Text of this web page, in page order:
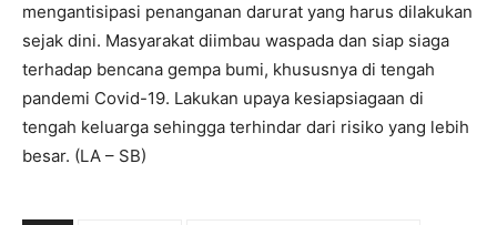
mengantisipasi penanganan darurat yang harus dilakukan
sejak dini. Masyarakat diimbau waspada dan siap siaga
terhadap bencana gempa bumi, khususnya di tengah
pandemi Covid-19. Lakukan upaya kesiapsiagaan di
tengah keluarga sehingga terhindar dari risiko yang lebih
besar. (LA – SB)